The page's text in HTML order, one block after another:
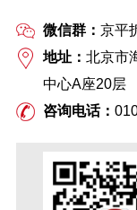
微信群： 京平
地址： 北京市
中心A座20层
咨询电话：